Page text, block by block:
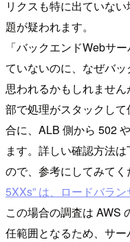
リクスも特に出ていな
題が疑われます。
「バックエンドWebサ
ていないのに、なぜバ
思われるかもしれませ
部で処理がスタックし
合に、ALB 側から 502
ます。詳しい確認方法
ので、参考にしてみてく
5XXs” は、ロードバラ
この場合の調査は AWS
任範囲となるため、サ